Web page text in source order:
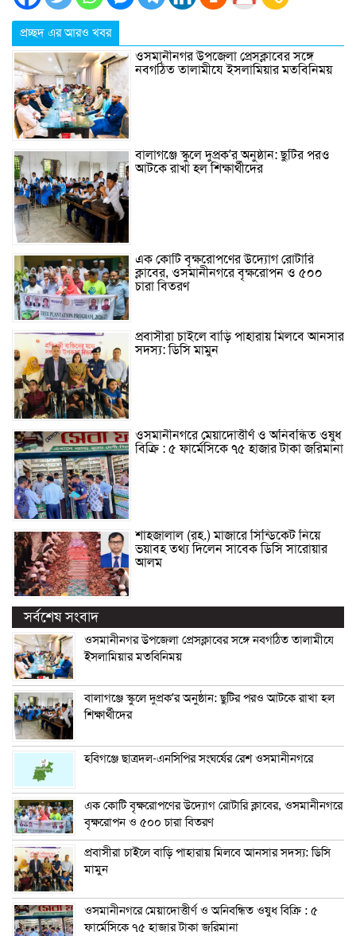
প্রচ্ছদ এর আরও খবর
ওসমানীনগর উপজেলা প্রেসক্লাবের সঙ্গে
নবগঠিত তালামীযে ইসলামিয়ার মতবিনিময়
বালাগঞ্জে স্কুলে দুপ্রক’র অনুষ্ঠান: ছুটির পরও
আটকে রাখা হল শিক্ষার্থীদের
এক কোটি বৃক্ষরোপণের উদ্যোগ রোটারি
ক্লাবের, ওসমানীনগরে বৃক্ষরোপন ও ৫০০
চারা বিতরণ
প্রবাসীরা চাইলে বাড়ি পাহারায় মিলবে আনসার
সদস্য: ডিসি মামুন
ওসমানীনগরে মেয়াদোত্তীর্ণ ও অনিবন্ধিত ওষুধ
বিক্রি : ৫ ফার্মেসিকে ৭৫ হাজার টাকা জরিমানা
শাহজালাল (রহ.) মাজারে সিন্ডিকেট নিয়ে
ভয়াবহ তথ্য দিলেন সাবেক ডিসি সারোয়ার
আলম
সর্বশেষ সংবাদ
ওসমানীনগর উপজেলা প্রেসক্লাবের সঙ্গে নবগঠিত তালামীযে
ইসলামিয়ার মতবিনিময়
বালাগঞ্জে স্কুলে দুপ্রক’র অনুষ্ঠান: ছুটির পরও আটকে রাখা হল
শিক্ষার্থীদের
হবিগঞ্জে ছাত্রদল-এনসিপির সংঘর্ষের রেশ ওসমানীনগরে
এক কোটি বৃক্ষরোপণের উদ্যোগ রোটারি ক্লাবের, ওসমানীনগরে
বৃক্ষরোপন ও ৫০০ চারা বিতরণ
প্রবাসীরা চাইলে বাড়ি পাহারায় মিলবে আনসার সদস্য: ডিসি
মামুন
ওসমানীনগরে মেয়াদোত্তীর্ণ ও অনিবন্ধিত ওষুধ বিক্রি : ৫
ফার্মেসিকে ৭৫ হাজার টাকা জরিমানা